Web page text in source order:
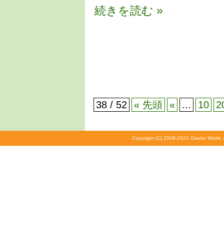
続きを読む »
38 / 52 « 先頭 « ... 10
Copyright (C) 2008-2021 Geeko